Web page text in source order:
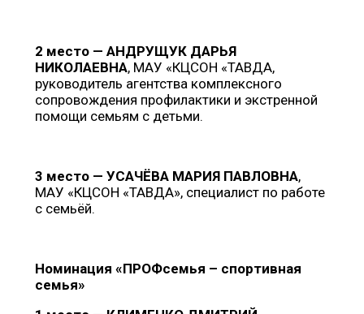
2 место — АНДРУЩУК ДАРЬЯ
НИКОЛАЕВНА, МАУ «КЦСОН «ТАВДА,
руководитель агентства комплексного
сопровождения профилактики и экстренной
помощи семьям с детьми.
3 место — УСАЧЁВА МАРИЯ ПАВЛОВНА,
МАУ «КЦСОН «ТАВДА», специалист по работе
с семьёй.
Номинация «ПРОФсемья – спортивная
семья»